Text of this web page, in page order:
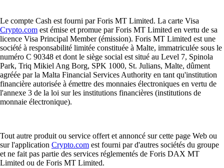
Le compte Cash est fourni par Foris MT Limited. La carte Visa
Crypto.com est émise et promue par Foris MT Limited en vertu de sa
licence Visa Principal Member (émission). Foris MT Limited est une
société à responsabilité limitée constituée à Malte, immatriculée sous le
numéro C 90348 et dont le siège social est situé au Level 7, Spinola
Park, Triq Mikiel Ang Borg, SPK 1000, St. Julians, Malte, dûment
agréée par la Malta Financial Services Authority en tant qu'institution
financière autorisée à émettre des monnaies électroniques en vertu de
l'annexe 3 de la loi sur les institutions financières (institutions de
monnaie électronique).
Tout autre produit ou service offert et annoncé sur cette page Web ou
sur l'application Crypto.com est fourni par d'autres sociétés du groupe
et ne fait pas partie des services réglementés de Foris DAX MT
Limited ou de Foris MT Limited.